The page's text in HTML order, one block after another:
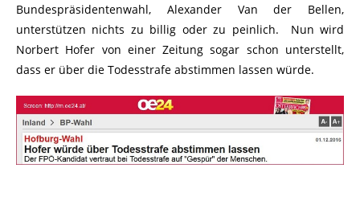
Bundespräsidentenwahl, Alexander Van der Bellen,
unterstützen nichts zu billig oder zu peinlich. Nun wird
Norbert Hofer von einer Zeitung sogar schon unterstellt,
dass er über die Todesstrafe abstimmen lassen würde.